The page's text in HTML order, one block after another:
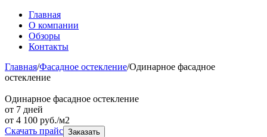
Главная
О компании
Обзоры
Контакты
Главная/Фасадное остекление/Одинарное фасадное
остекление
Одинарное фасадное остекление
от 7 дней
от 4 100 руб./м2
Скачать прайс Заказать